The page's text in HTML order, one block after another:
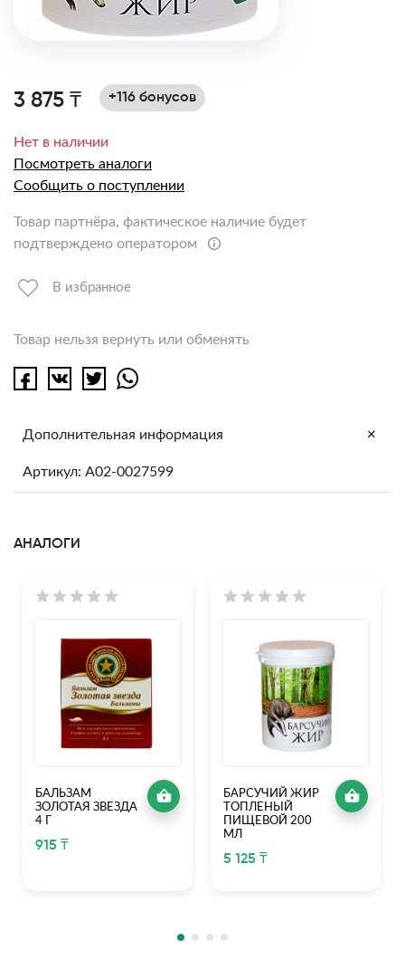
3 875 ₸ +116 бонусов
Нет в наличии
Посмотреть аналоги
Сообщить о поступлении
Товар партнёра, фактическое наличие будет
подтверждено оператором
В избранное
Товар нельзя вернуть или обменять
Дополнительная информация +
Артикул: A02-0027599
АНАЛОГИ
БАЛЬЗАМ
ЗОЛОТАЯ ЗВЕЗДА
4 Г
915 ₸
БАРСУЧИЙ ЖИР
ТОПЛЕНЫЙ
ПИЩЕВОЙ 200
МЛ
5 125 ₸